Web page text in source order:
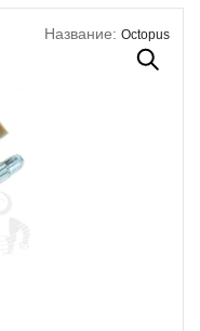
Название: Octopus